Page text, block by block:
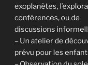
exoplanètes,
conférences, ou de
discussions
– Un atelier de
prévu pour les